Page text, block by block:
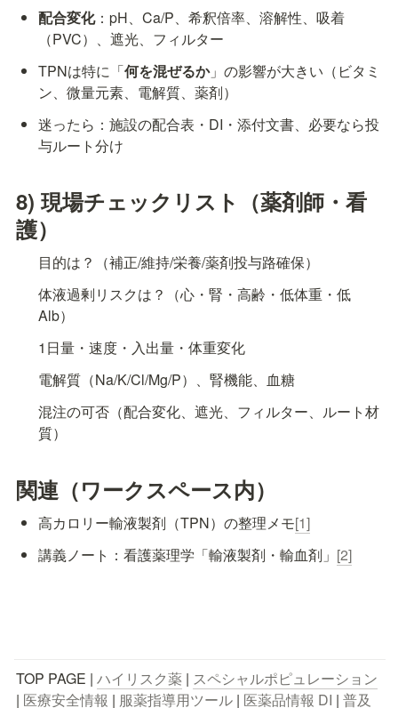
配合変化：pH、Ca/P、希釈倍率、溶解性、吸着
（PVC）、遮光、フィルター
TPNは特に「何を混ぜるか」の影響が大きい（ビタミ
ン、微量元素、電解質、薬剤）
迷ったら：施設の配合表・DI・添付文書、必要なら投
与ルート分け
8) 現場チェックリスト（薬剤師・看
護）
目的は？（補正/維持/栄養/薬剤投与路確保）
体液過剰リスクは？（心・腎・高齢・低体重・低
Alb）
1日量・速度・入出量・体重変化
電解質（Na/K/Cl/Mg/P）、腎機能、血糖
混注の可否（配合変化、遮光、フィルター、ルート材
質）
関連（ワークスペース内）
高カロリー輸液製剤（TPN）の整理メモ[1]
講義ノート：看護薬理学「輸液製剤・輸血剤」 [2]
TOP PAGE | ハイリスク薬 | スペシャルポピュレーション
| 医療安全情報 | 服薬指導用ツール | 医薬品情報 DI | 普及